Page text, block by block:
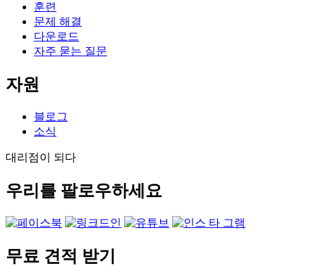
훈련
문제 해결
다운로드
자주 묻는 질문
자원
블로그
소식
대리점이 되다
우리를 팔로우하세요
무료 견적 받기